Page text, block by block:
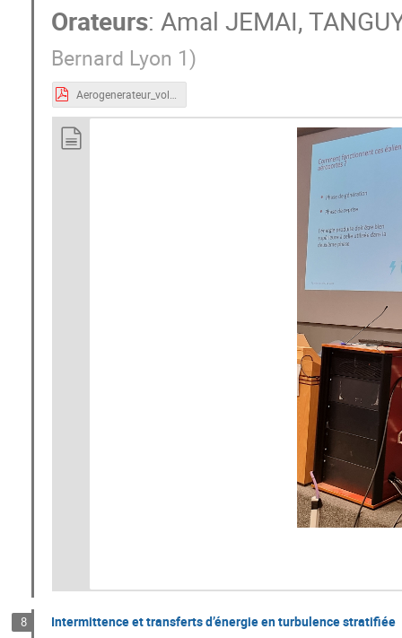
Orateurs:Amal JEMAI,
Bernard Lyon 1)
8 Intermittence et transferts d’énergie en turbulence stratifiée